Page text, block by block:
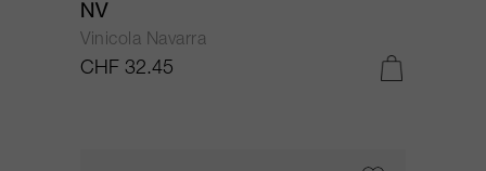
NV
Vinicola Navarra
CHF 32.45